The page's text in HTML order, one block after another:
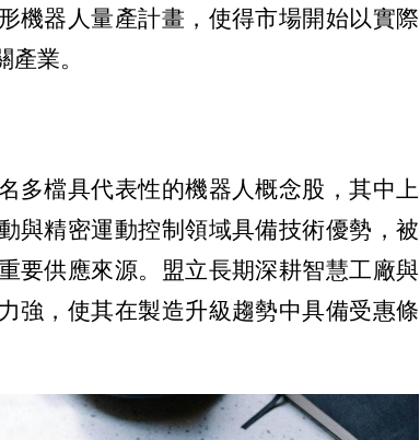
機器人量產計畫，使得市場開始以實際
業。
多檔具代表性的機器人概念股，其中上
與精密運動控制領域具備技術優勢，被
要供應來源。盟立長期深耕智慧工廠與
強，使其在製造升級趨勢中具備受惠條